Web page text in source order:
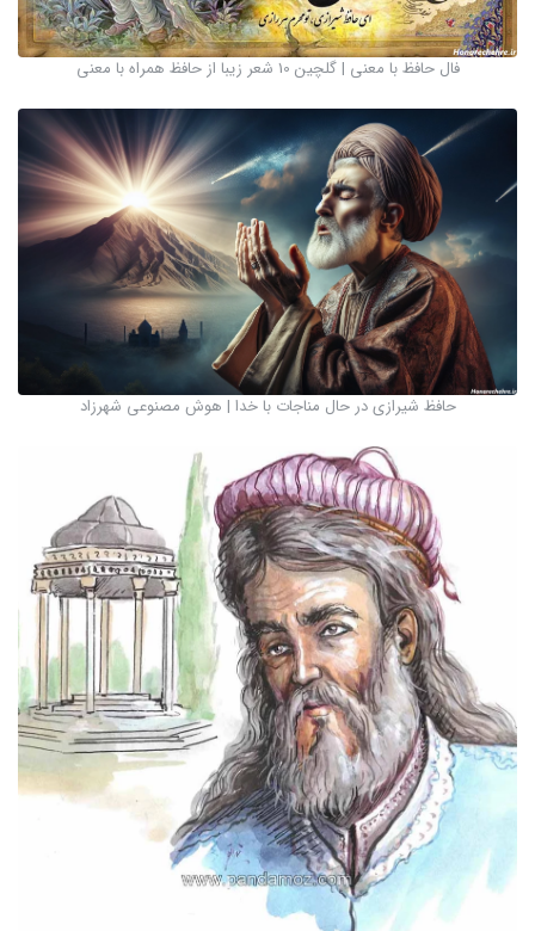
فال حافظ با معنی | گلچین 10 شعر زیبا از حافظ همراه با معنی
حافظ شیرازی در حال مناجات با خدا | هوش مصنوعی شهرزاد